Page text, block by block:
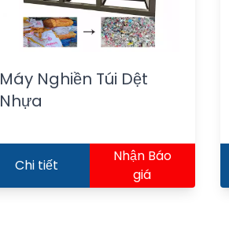
Máy Nghiền Túi Dệt
Nhựa
Chi tiết
Nhận Báo
giá